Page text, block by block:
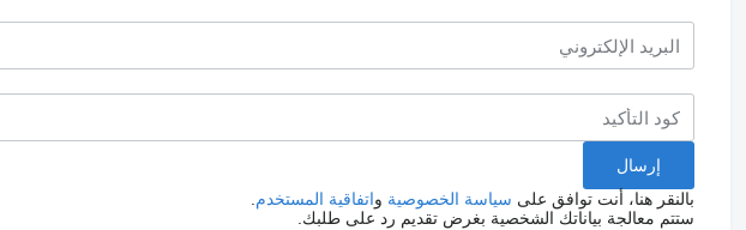
بالنقر هنا، أنت توافق على سياسة الخصوصية واتفاقية المستخدم
ستتم معالجة بياناتك الشخصية بغرض تقديم رد على طلبك.